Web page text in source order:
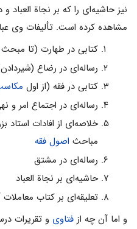
نیز حاشیه‌ای را که بر نجاة العباد
مشاهده کرده است. تألیفات وی
کتابی در طهارت (تا مبحث
رساله‌ای در رضاع
کتابی در فقه (از اول
رساله‌ای در اجتماع امر و
خلاصه‌ای از افادات استاد
مباحث اصول فقه
رساله‌ای در مشتق
حاشیه‌ای بر نجاة العباد
تعلیقه‌ای بر کتاب معاملات
و اما آن چه از فتاوی و تقریرات